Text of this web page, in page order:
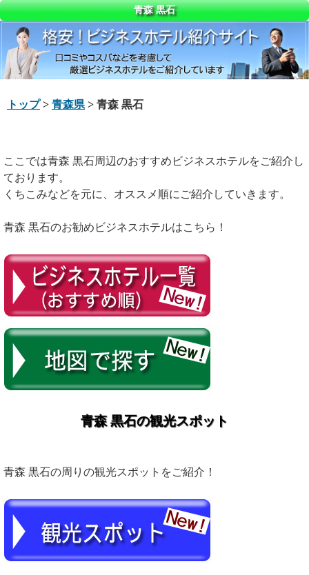
青森 黒石
トップ> 青森県 > 青森 黒石
ここでは青森 黒石周辺のおすすめビジネスホテルをご紹介し
ております。
くちこみなどを元に、オススメ順にご紹介していきます。
青森 黒石のお勧めビジネスホテルはこちら！
青森 黒石の観光スポット
青森 黒石の周りの観光スポットをご紹介！